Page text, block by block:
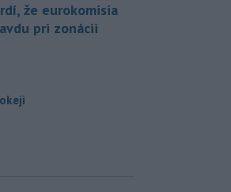
že eurokomisia
pri zonácii